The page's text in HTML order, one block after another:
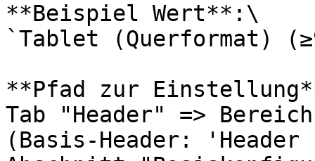
**Beispiel Wert**:\
`Tablet (Querformat)
**Pfad zur
Tab "Header" =>
(Basis-Header: